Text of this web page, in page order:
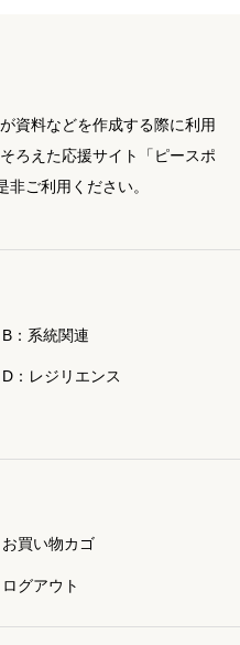
資料などを作成する際に利用
ろえた応援サイト「ピースポ
ご利用ください。
B：系統関連
D：レジリエンス
お買い物カゴ
ログアウト